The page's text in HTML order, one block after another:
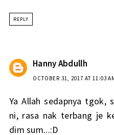
REPLY
Hanny Abdullh
OCTOBER 31, 2017 AT 11:03
Ya Allah sedapnya tgok,
ni, rasa nak terbang je
dim sum...:D